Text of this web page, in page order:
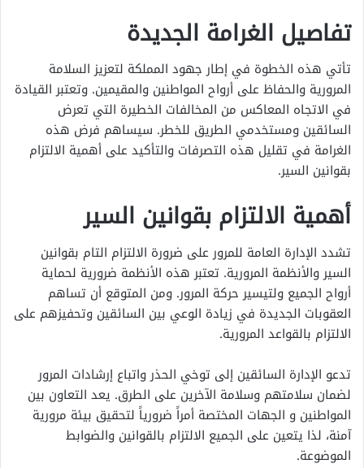
تفاصيل الغرامة الجديدة
تأتي هذه الخطوة في إطار جهود المملكة لتعزيز السلامة
المرورية والحفاظ على أرواح المواطنين والمقيمين. وتعتبر القيادة
في الاتجاه المعاكس من المخالفات الخطيرة التي تعرض
السائقين ومستخدمي الطريق للخطر. سيساهم فرض هذه
الغرامة في تقليل هذه التصرفات والتأكيد على أهمية الالتزام
بقوانين السير.
أهمية الالتزام بقوانين السير
تشدد الإدارة العامة للمرور على ضرورة الالتزام التام بقوانين
السير والأنظمة المرورية. تعتبر هذه الأنظمة ضرورية لحماية
أرواح الجميع ولتيسير حركة المرور. ومن المتوقع أن تساهم
العقوبات الجديدة في زيادة الوعي بين السائقين وتحفيزهم على
الالتزام بالقواعد المرورية.
تدعو الإدارة السائقين إلى توخي الحذر واتباع إرشادات المرور
لضمان سلامتهم وسلامة الآخرين على الطرق. يعد التعاون بين
المواطنين و الجهات المختصة أمراً ضرورياً لتحقيق بيئة مرورية
آمنة، لذا يتعين على الجميع الالتزام بالقوانين والضوابط
الموضوعة.